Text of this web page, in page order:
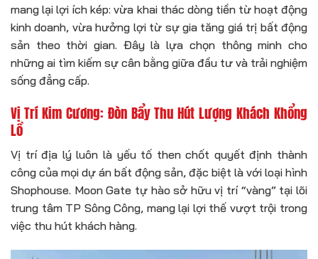
mang lại lợi ích kép: vừa khai thác dòng tiền từ hoạt động
kinh doanh, vừa hưởng lợi từ sự gia tăng giá trị bất động
sản theo thời gian. Đây là lựa chọn thông minh cho
những ai tìm kiếm sự cân bằng giữa đầu tư và trải nghiệm
sống đẳng cấp.
Vị Trí Kim Cương: Đòn Bẩy Thu Hút Lượng Khách Khổng
Lồ
Vị trí địa lý luôn là yếu tố then chốt quyết định thành
công của mọi dự án bất động sản, đặc biệt là với loại hình
Shophouse. Moon Gate tự hào sở hữu vị trí “vàng” tại lõi
trung tâm TP Sông Công, mang lại lợi thế vượt trội trong
việc thu hút khách hàng.